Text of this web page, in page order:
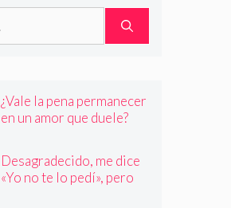
¿Vale la pena permanecer
en un amor que duele?
Desagradecido, me dice
«Yo no te lo pedí», pero